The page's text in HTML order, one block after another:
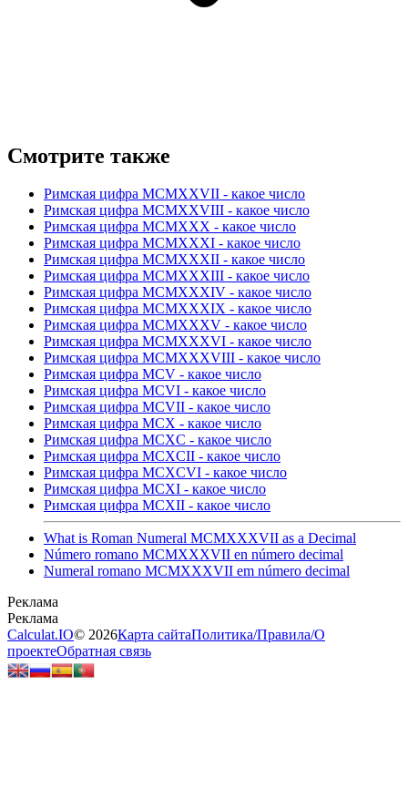
Смотрите также
Римская цифра MCMXXVII - какое число
Римская цифра MCMXXVIII - какое число
Римская цифра MCMXXX - какое число
Римская цифра MCMXXXI - какое число
Римская цифра MCMXXXII - какое число
Римская цифра MCMXXXIII - какое число
Римская цифра MCMXXXIV - какое число
Римская цифра MCMXXXIX - какое число
Римская цифра MCMXXXV - какое число
Римская цифра MCMXXXVI - какое число
Римская цифра MCMXXXVIII - какое число
Римская цифра MCV - какое число
Римская цифра MCVI - какое число
Римская цифра MCVII - какое число
Римская цифра MCX - какое число
Римская цифра MCXC - какое число
Римская цифра MCXCII - какое число
Римская цифра MCXCVI - какое число
Римская цифра MCXI - какое число
Римская цифра MCXII - какое число
What is Roman Numeral MCMXXXVII as a Decimal
Número romano MCMXXXVII en número decimal
Numeral romano MCMXXXVII em número decimal
Calculat.IO© 2026Карта сайтаПолитика/Правила/О
проектеОбратная связь